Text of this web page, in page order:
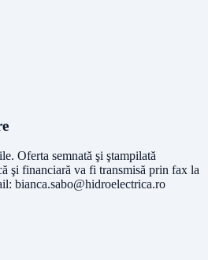
Oferta semnată şi ştampilată
şi financiară va fi transmisă prin fax la
bianca.sabo@hidroelectrica.ro